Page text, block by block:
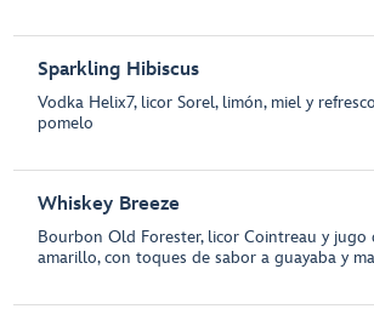
Sparkling Hibiscus
Vodka Helix7, licor Sorel, limón, miel y
pomelo
Whiskey Breeze
Bourbon Old Forester, licor Cointreau y jugo
amarillo, con toques de sabor a guayaba y